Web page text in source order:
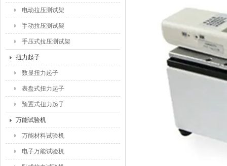
电动拉压测试架
手动拉压测试架
手压式拉压测试架
扭力起子
数显扭力起子
表盘式扭力起子
预置式扭力起子
万能试验机
万能材料试验机
电子万能试验机